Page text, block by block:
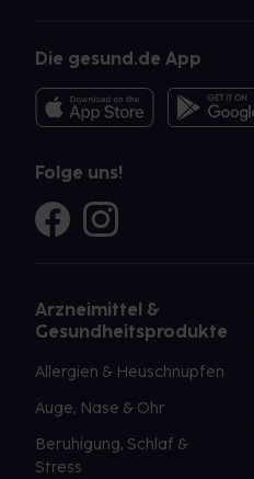
Die gesund.de App
Folge uns!
Arzneimittel &
Gesundheitsprodukte
Allergien & Heuschnupfen
Auge, Nase & Ohr
Beruhigung, Schlaf &
Stress